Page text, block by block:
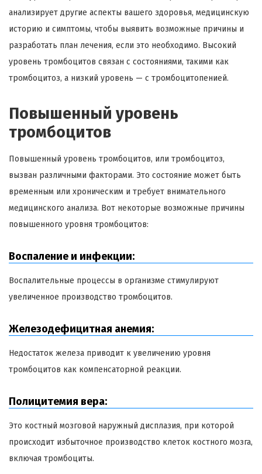
анализирует другие аспекты вашего здоровья, медицинскую
историю и симптомы, чтобы выявить возможные причины и
разработать план лечения, если это необходимо. Высокий
уровень тромбоцитов связан с состояниями, такими как
тромбоцитоз, а низкий уровень — с тромбоцитопенией.
Повышенный уровень
тромбоцитов
Повышенный уровень тромбоцитов, или тромбоцитоз,
вызван различными факторами. Это состояние может быть
временным или хроническим и требует внимательного
медицинского анализа. Вот некоторые возможные причины
повышенного уровня тромбоцитов:
Воспаление и инфекции:
Воспалительные процессы в организме стимулируют
увеличенное производство тромбоцитов.
Железодефицитная анемия:
Недостаток железа приводит к увеличению уровня
тромбоцитов как компенсаторной реакции.
Полицитемия вера:
Это костный мозговой наружный дисплазия, при которой
происходит избыточное производство клеток костного мозга,
включая тромбоциты.